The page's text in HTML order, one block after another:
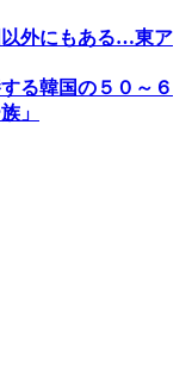
外にもある…東ア
る韓国の５０～６
」